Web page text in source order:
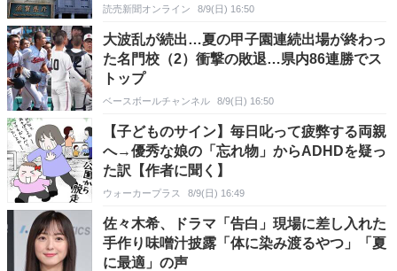
読売新聞オンライン 8/9(日) 16:50
大波乱が続出…夏の甲子園連続出場が終わっ
た名門校（2）衝撃の敗退…県内86連勝でス
トップ
ベースボールチャンネル 8/9(日) 16:50
【子どものサイン】毎日叱って疲弊する両親
へ→優秀な娘の「忘れ物」からADHDを疑っ
た訳【作者に聞く】
ウォーカープラス 8/9(日) 16:49
佐々木希、ドラマ「告白」現場に差し入れた
手作り味噌汁披露「体に染み渡るやつ」「夏
に最適」の声